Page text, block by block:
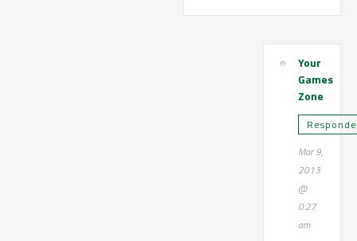
Your
Games
Zone
Mar 9,
2013
@
0:27
am